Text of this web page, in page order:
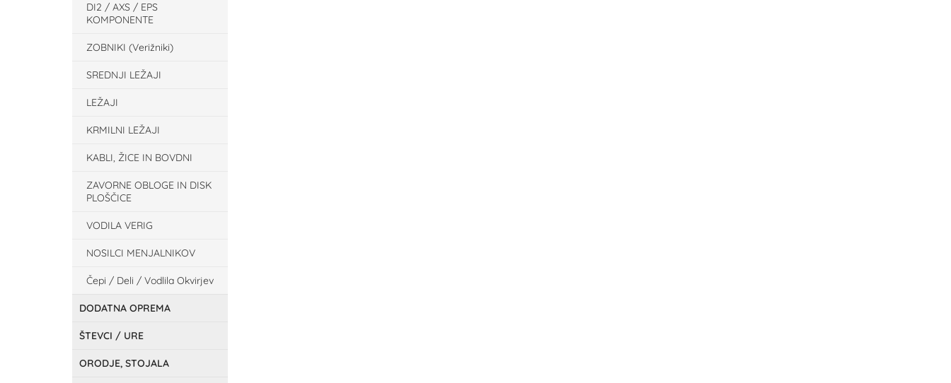
DI2 / AXS / EPS
KOMPONENTE
ZOBNIKI (Verižniki)
SREDNJI LEŽAJI
LEŽAJI
KRMILNI LEŽAJI
KABLI, ŽICE IN BOVDNI
ZAVORNE OBLOGE IN DISK
PLOŠČICE
VODILA VERIG
NOSILCI MENJALNIKOV
Čepi / Deli / Vodlila Okvirjev
DODATNA OPREMA
ŠTEVCI / URE
ORODJE, STOJALA